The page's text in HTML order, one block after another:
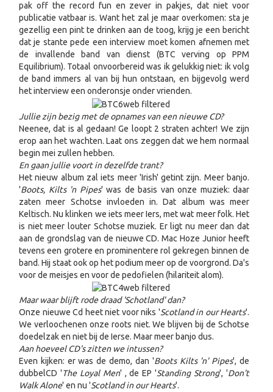
pak off the record fun en zever in pakjes, dat niet voor
publicatie vatbaar is. Want het zal je maar overkomen: sta je
gezellig een pint te drinken aan de toog, krijg je een bericht
dat je stante pede een interview moet komen afnemen met
de invallende band van dienst (BTC verving op PPM
Equilibrium). Totaal onvoorbereid was ik gelukkig niet: ik volg
de band immers al van bij hun ontstaan, en bijgevolg werd
het interview een onderonsje onder vrienden.
Jullie zijn bezig met de opnames van een nieuwe CD?
Neenee, dat is al gedaan! Ge loopt 2 straten achter! We zijn
erop aan het wachten. Laat ons zeggen dat we hem normaal
begin mei zullen hebben.
En gaan jullie voort in dezelfde trant?
Het nieuw album zal iets meer 'Irish' getint zijn. Meer banjo.
'Boots, Kilts 'n Pipes' was de basis van onze muziek: daar
zaten meer Schotse invloeden in. Dat album was meer
Keltisch. Nu klinken we iets meer Iers, met wat meer folk. Het
is niet meer louter Schotse muziek. Er ligt nu meer dan dat
aan de grondslag van de nieuwe CD. Mac Hoze Junior heeft
tevens een grotere en prominentere rol gekregen binnen de
band. Hij staat ook op het podium meer op de voorgrond. Da's
voor de meisjes en voor de pedofielen (hilariteit alom).
Maar waar blijft rode draad 'Schotland' dan?
Onze nieuwe Cd heet niet voor niks 'Scotland in our Hearts'.
We verloochenen onze roots niet. We blijven bij de Schotse
doedelzak en niet bij de Ierse. Maar meer banjo dus.
Aan hoeveel CD's zitten we intussen?
Even kijken: er was de demo, dan 'Boots Kilts 'n' Pipes', de
dubbelCD 'The Loyal Men' , de EP 'Standing Strong', 'Don't
Walk Alone' en nu 'Scotland in our Hearts'.